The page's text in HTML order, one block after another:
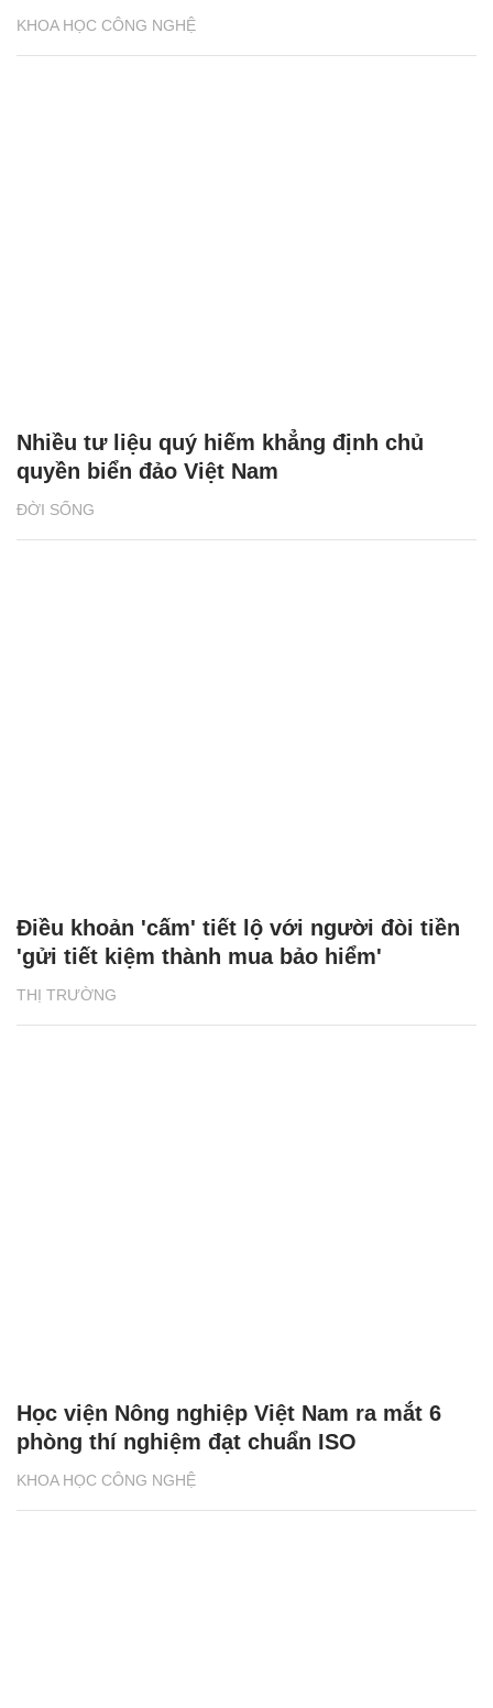
KHOA HỌC CÔNG NGHỆ
ĐỜI SỐNG
Nhiều tư liệu quý hiếm khẳng định chủ
quyền biển đảo Việt Nam
THỊ TRƯỜNG
Điều khoản 'cấm' tiết lộ với người đòi tiền
'gửi tiết kiệm thành mua bảo hiểm'
KHOA HỌC CÔNG NGHỆ
Học viện Nông nghiệp Việt Nam ra mắt 6
phòng thí nghiệm đạt chuẩn ISO